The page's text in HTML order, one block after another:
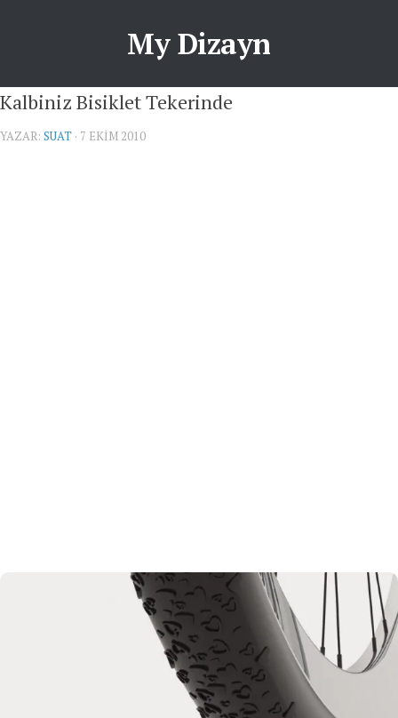
My Dizayn
Kalbiniz Bisiklet Tekerinde
YAZAR: SUAT · 7 EKIM 2010